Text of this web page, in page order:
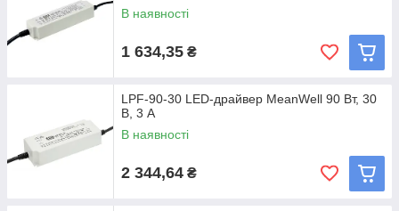
В наявності
1 634,35 ₴
LPF-90-30 LED-драйвер MeanWell 90 Вт, 30
В, 3 А
В наявності
2 344,64 ₴